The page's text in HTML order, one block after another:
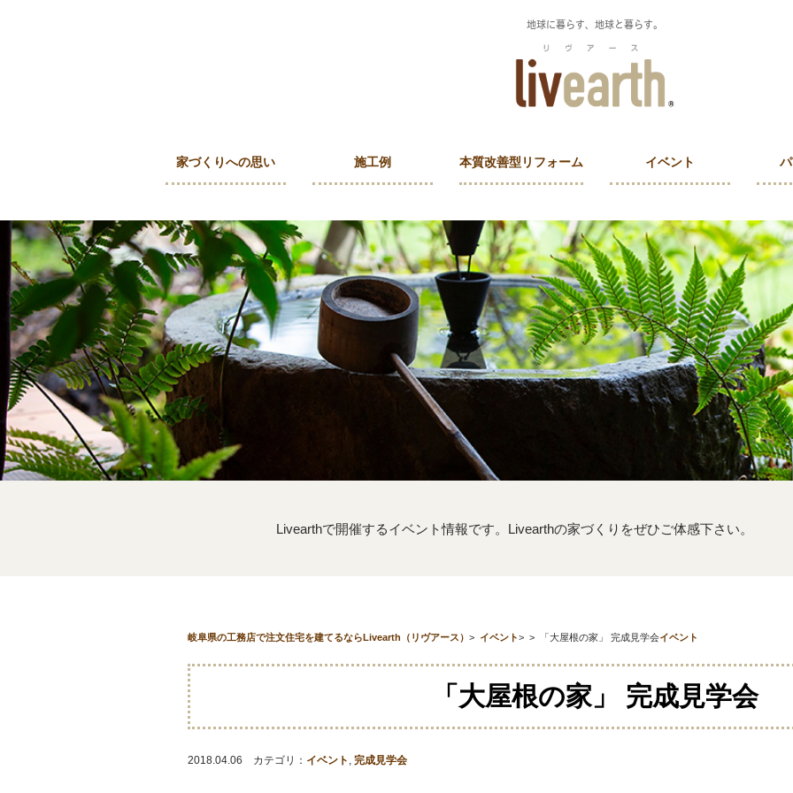
地球に暮らす、地球と暮らす。
家づくりへの思い 施工例 本質改善型リフォーム イベント
Livearthで開催するイベント情報です。Livearthの家づくりをぜひご体感下さい。
岐阜県の工務店で注文住宅を建てるならLivearth（リヴアース） > イベント> イベント
> 「大屋根の家」 完成見学会
「大屋根の家」 完成見学会
2018.04.06 カテゴリ： イベント , 完成見学会